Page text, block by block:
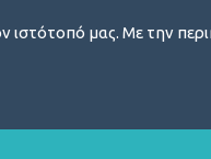
ιστότοπό μας. Με την